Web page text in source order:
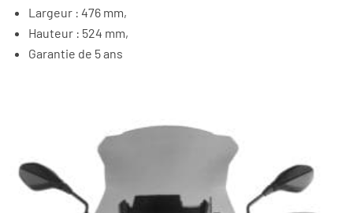
Largeur : 476 mm,
Hauteur : 524 mm,
Garantie de 5 ans